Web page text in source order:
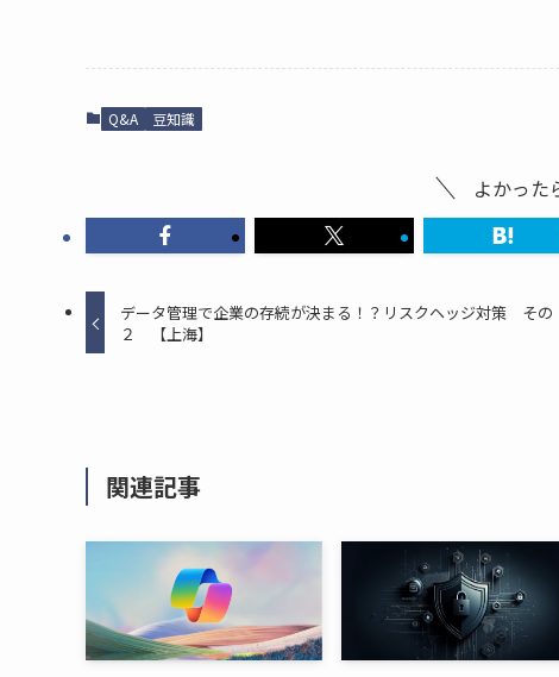
Q&A 豆知識
よかった
データ管理で企業の存続が決まる！？リスクヘッジ対策 その
２ 【上海】
関連記事